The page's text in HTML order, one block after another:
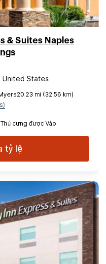
& Suites Naples
United States
mi (32.56 km)
Thú cưng được Vào
tỷ lệ